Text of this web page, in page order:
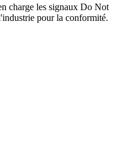
charge les signaux Do Not
pour la conformité.